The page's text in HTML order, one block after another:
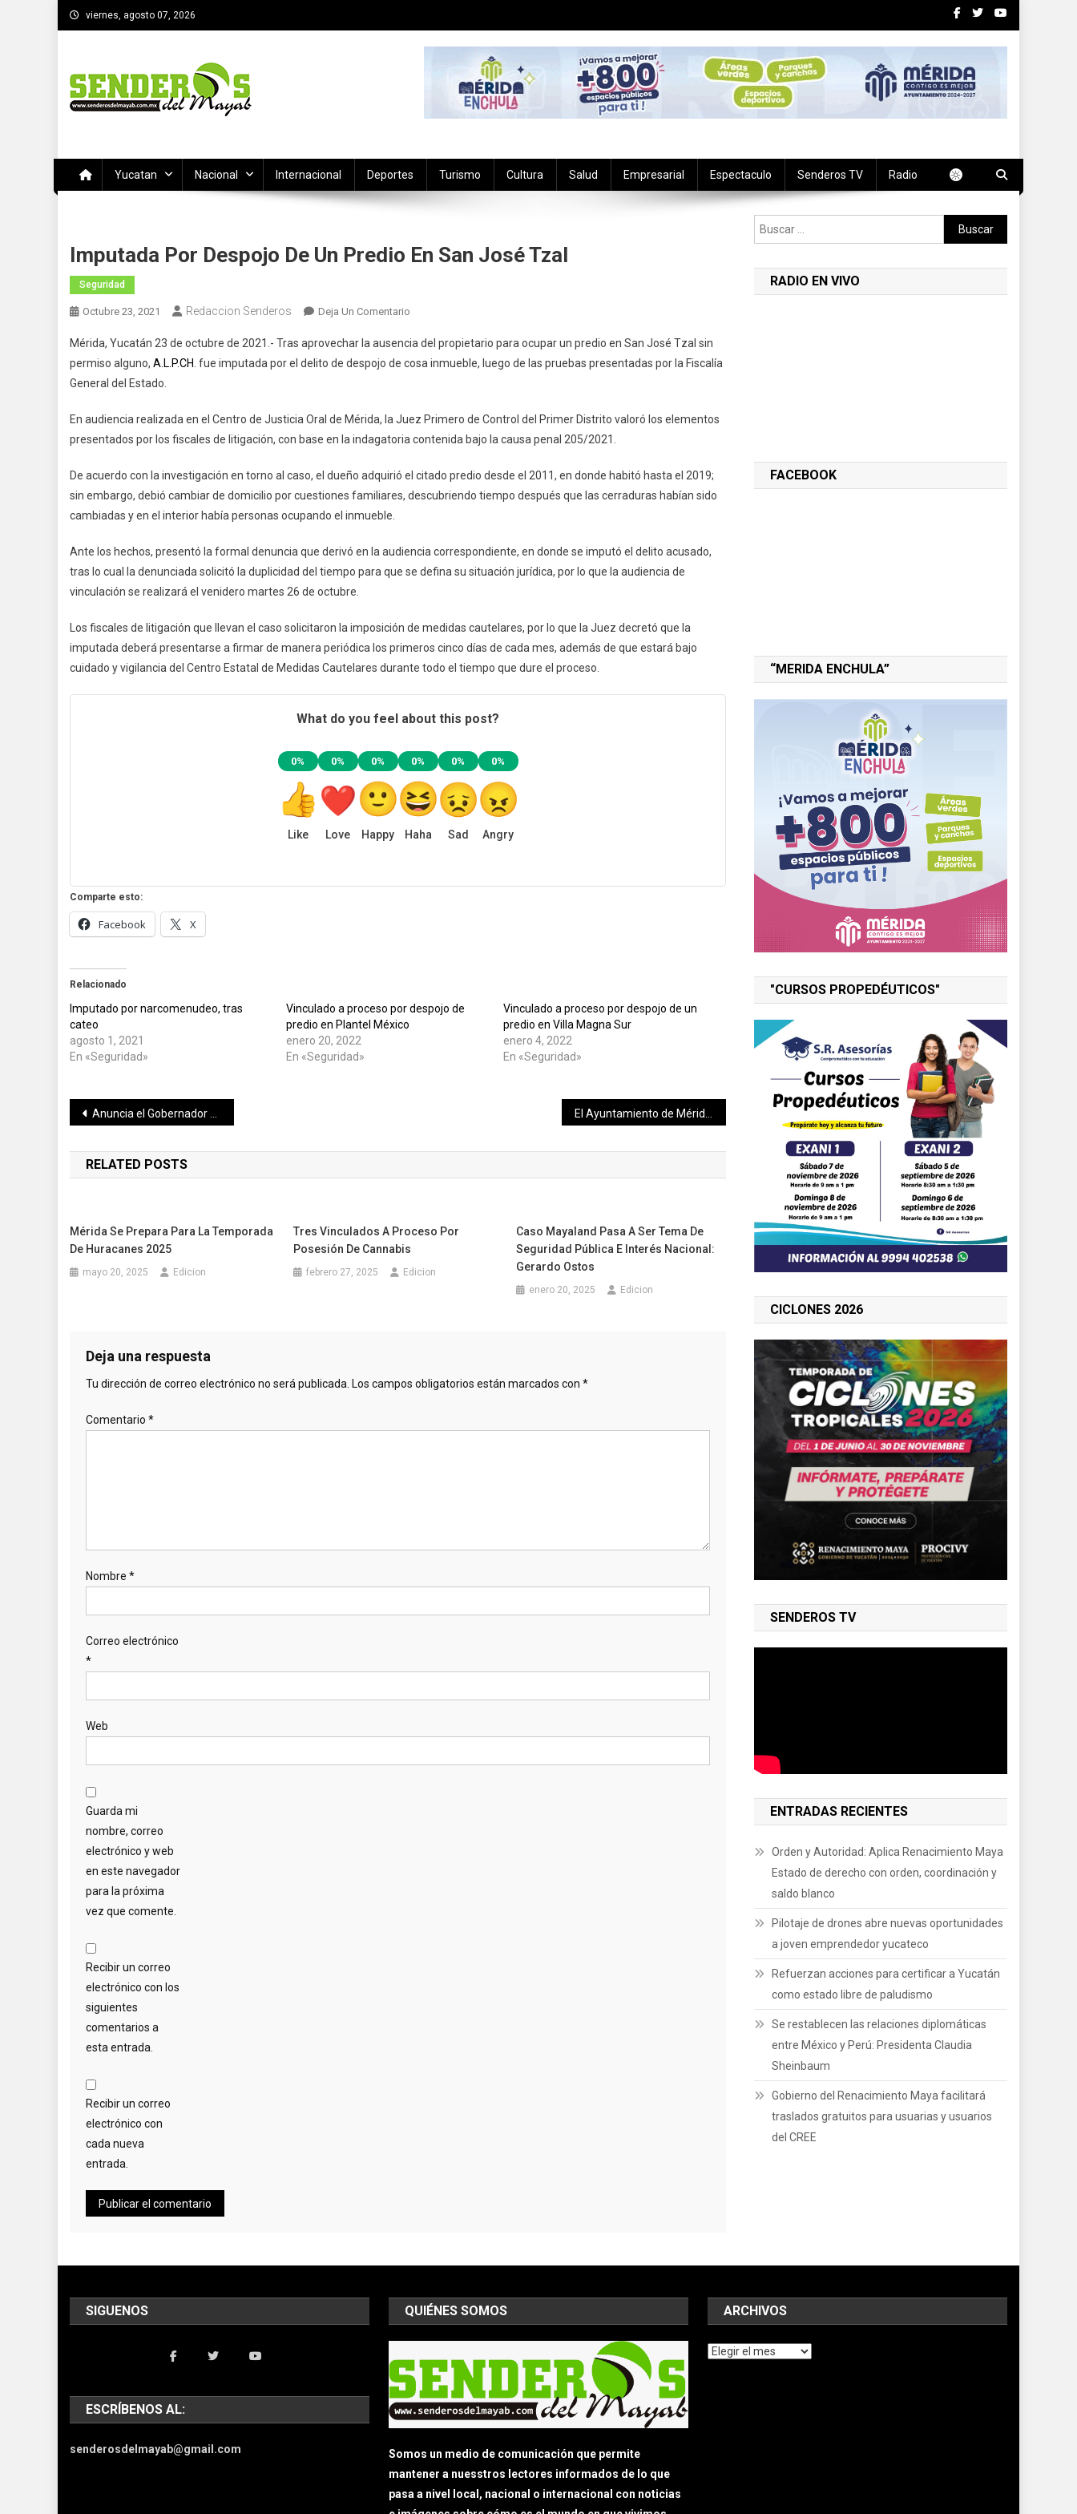
Saltar
al
viernes, agosto 07, 2026
Yucatan Nacional Internacional Deportes Turismo Cultura Salud Empresarial Espectaculo Senderos TV Radio
Imputada Por Despojo De Un Predio En San José Tzal
Seguridad
Octubre 23, 2021 Redaccion Senderos Deja Un Comentario
Por
Despojo
Predio
En
José
Tzal
Mérida, Yucatán 23 de octubre de 2021.- Tras aprovechar la ausencia del propietario para ocupar un predio en San José Tzal sin
permiso alguno, A.L.P.CH . fue imputada por el delito de despojo de cosa inmueble, luego de las pruebas presentadas por la Fiscalía
General del Estado.
En audiencia realizada en el Centro de Justicia Oral de Mérida, la Juez Primero de Control del Primer Distrito valoró los elementos
presentados por los fiscales de litigación, con base en la indagatoria contenida bajo la causa penal 205/2021.
De acuerdo con la investigación en torno al caso, el dueño adquirió el citado predio desde el 2011, en donde habitó hasta el 2019;
sin embargo, debió cambiar de domicilio por cuestiones familiares, descubriendo tiempo después que las cerraduras habían sido
cambiadas y en el interior había personas ocupando el inmueble.
Ante los hechos, presentó la formal denuncia que derivó en la audiencia correspondiente, en donde se imputó el delito acusado,
tras lo cual la denunciada solicitó la duplicidad del tiempo para que se defina su situación jurídica, por lo que la audiencia de
vinculación se realizará el venidero martes 26 de octubre.
Los fiscales de litigación que llevan el caso solicitaron la imposición de medidas cautelares, por lo que la Juez decretó que la
imputada deberá presentarse a firmar de manera periódica los primeros cinco días de cada mes, además de que estará bajo
cuidado y vigilancia del Centro Estatal de Medidas Cautelares durante todo el tiempo que dure el proceso.
What do you feel about this post?
0%
Like
0%
Love
0%
Happy
0%
Haha
0%
Sad
0%
Angry
Comparte esto:
Facebook X
Relacionado
Imputado por narcomenudeo, tras
cateo
agosto 1, 2021
En «Seguridad»
Vinculado a proceso por despojo de
predio en Plantel México
enero 20, 2022
En «Seguridad»
Vinculado a proceso por despojo de un
predio en Villa Magna Sur
enero 4, 2022
En «Seguridad»
Navegación
de
entradas
Anuncia el Gobernador Mauricio Vila Dosal gestiones para el proyecto de un nuevo Hospital General “Dr. Agustín O’Horán”
RELATED POSTS
Mérida Se Prepara Para La Temporada
De Huracanes 2025
mayo 20, 2025 Edicion
Tres Vinculados A Proceso Por
Posesión De Cannabis
febrero 27, 2025 Edicion
Caso Mayaland Pasa A Ser Tema De
Seguridad Pública E Interés Nacional:
Gerardo Ostos
enero 20, 2025 Edicion
Deja una respuesta
Tu dirección de correo electrónico no será publicada. Los campos obligatorios están marcados con *
Comentario *
Nombre *
Correo electrónico
*
Web
Guarda mi
nombre, correo
electrónico y web
en este navegador
para la próxima
vez que comente.
Recibir un correo
electrónico con los
siguientes
comentarios a
esta entrada.
Recibir un correo
electrónico con
cada nueva
entrada.
Buscar:
RADIO EN VIVO
FACEBOOK
“MERIDA ENCHULA”
"CURSOS PROPEDÉUTICOS"
CICLONES 2026
SENDEROS TV
ENTRADAS RECIENTES
Orden y Autoridad: Aplica Renacimiento Maya
Estado de derecho con orden, coordinación y
saldo blanco
Pilotaje de drones abre nuevas oportunidades
a joven emprendedor yucateco
Refuerzan acciones para certificar a Yucatán
como estado libre de paludismo
Se restablecen las relaciones diplomáticas
entre México y Perú: Presidenta Claudia
Sheinbaum
Gobierno del Renacimiento Maya facilitará
traslados gratuitos para usuarias y usuarios
del CREE
SIGUENOS
ESCRÍBENOS AL:
senderosdelmayab@gmail.com
QUIÉNES SOMOS
Somos un medio de comunicación que permite
mantener a nuesstros lectores informados de lo que
pasa a nivel local, nacional o internacional con noticias
ARCHIVOS
Archivos